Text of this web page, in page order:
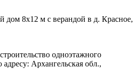
дом 8х12 м с верандой в д. Красное,
одноэтажного
Архангельская обл.,